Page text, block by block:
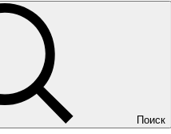
Поиск